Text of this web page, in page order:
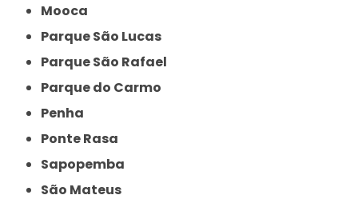
Mooca
Parque São Lucas
Parque São Rafael
Parque do Carmo
Penha
Ponte Rasa
Sapopemba
São Mateus